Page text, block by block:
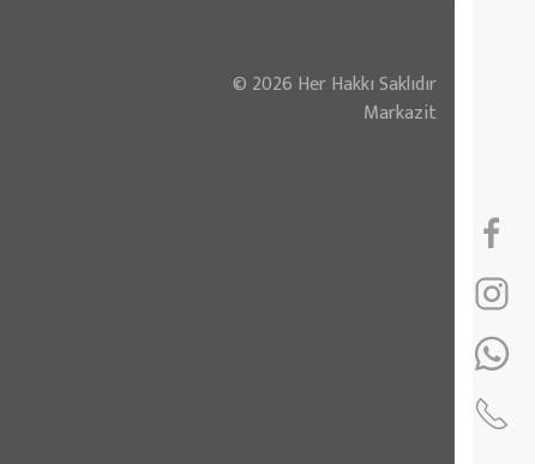
© 2026 Her Hakkı Saklıdır
Markazit